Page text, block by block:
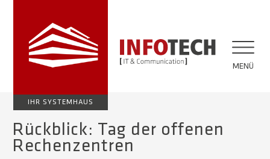
IHR SYSTEMHAUS
MENÜ
Rückblick: Tag der offenen
Rechenzentren